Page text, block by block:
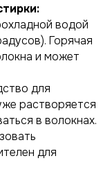
водой
Горячая
и может
для
растворяется
в волокнах.
для